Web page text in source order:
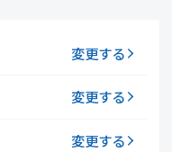
変更する
変更する
変更する